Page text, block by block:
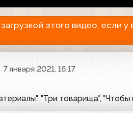
этого видео, если у
7 января 2021, 16:17
"Три товарища",